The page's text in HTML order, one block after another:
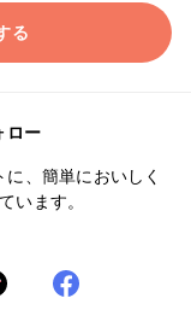
る
ロー
、簡単においしく
います。